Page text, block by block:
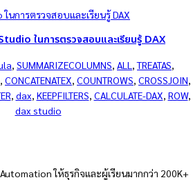
ในการตรวจสอบและเรียนรู้ DAX
, SUMMARIZECOLUMNS, ALL , TREATAS
, CONCATENATEX, COUNTROWS, CROSSJOIN
, dax, KEEPFILTERS, CALCULATE-DAX, ROW
dax studio
ให้ธุรกิจและผู้เรียนมากกว่า 200K+